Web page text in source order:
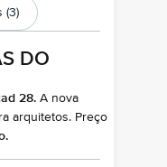
(3)
DO
28. A nova
arquitetos. Preço